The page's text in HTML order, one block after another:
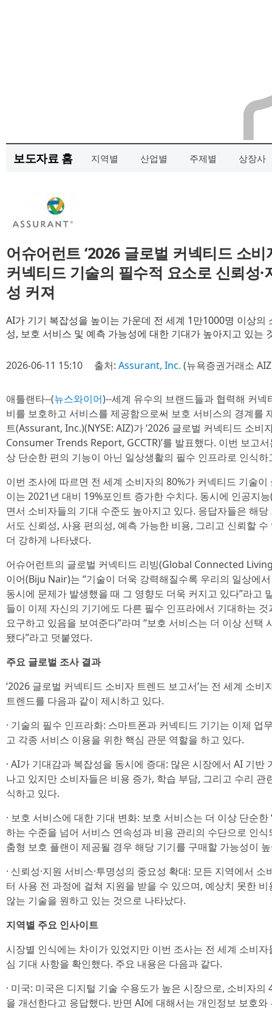
보도자료 홈 지역별 산업별 주제별 상장사
어슈어런트 ‘2026 글로벌 커넥티드 소
커넥티드 기술의 필수적 요소로 신뢰성·
성 커져
AI가 기기 복잡성을 높이는 가운데 전 세계 1만1000명 이상의
성, 보호 서비스 및 예측 가능성에 대한 기대가 높아지고 있는
2026-06-11 15:10 출처: Assurant, Inc. (뉴욕증권거래소
애틀랜타--(뉴스와이어)--세계 유수의 브랜드들과 협력해 커
비를 보호하고 서비스를 제공함으로써 보호 서비스의 경계를
트(Assurant, Inc.)(NYSE: AIZ)가 ‘2026 글로벌 커넥티드 소
Consumer Trends Report, GCCTR)’를 발표했다. 이번 보고
상 단순한 편의 기능이 아닌 일상생활의 필수 인프라로 인식
이번 조사에 따르면 전 세계 소비자의 80%가 커넥티드 기술
이는 2021년 대비 19%포인트 증가한 수치다. 동시에 인공지
면서 소비자들의 기대 수준도 높아지고 있다. 응답자들은 해
서도 신뢰성, 사용 편의성, 예측 가능한 비용, 그리고 신뢰할
더 강하게 나타냈다.
어슈어런트의 글로벌 커넥티드 리빙(Global Connected
이어(Biju Nair)는 “기술이 더욱 강력해질수록 우리의 일상에
동시에 문제가 발생했을 때 그 영향도 더욱 커지고 있다”라고
들이 이제 자신의 기기에도 다른 필수 인프라에서 기대하는
요구하고 있음을 보여준다”라며 “보호 서비스는 더 이상 선택
됐다”라고 덧붙였다.
주요 글로벌 조사 결과
‘2026 글로벌 커넥티드 소비자 트렌드 보고서’는 전 세계 소
트렌드를 다음과 같이 제시하고 있다.
· 기술의 필수 인프라화: 스마트폰과 커넥티드 기기는 이제 업
고 각종 서비스 이용을 위한 핵심 관문 역할을 하고 있다.
· AI가 기대감과 복잡성을 동시에 증대: 많은 시장에서 AI 기
나고 있지만 소비자들은 비용 증가, 학습 부담, 그리고 수리
식하고 있다.
· 보호 서비스에 대한 기대 변화: 보호 서비스는 더 이상 단순
하는 수준을 넘어 서비스 연속성과 비용 관리의 수단으로 인
춤형 보호 플랜이 제공될 경우 해당 기기를 구매할 가능성이
· 신뢰성·지원 서비스·투명성의 중요성 확대: 모든 지역에서
터 사용 전 과정에 걸쳐 지원을 받을 수 있으며, 예상치 못한
않는 기술을 원하고 있는 것으로 나타났다.
지역별 주요 인사이트
시장별 인식에는 차이가 있었지만 이번 조사는 전 세계 소비
심 기대 사항을 확인했다. 주요 내용은 다음과 같다.
· 미국: 미국은 디지털 기술 수용도가 높은 시장으로, 소비자
을 개선한다고 응답했다. 반면 AI에 대해서는 개인정보 보호